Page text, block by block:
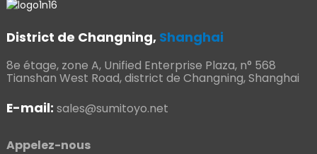
District de Changning, Shanghai
8e étage, zone A, Unified Enterprise Plaza, n° 568
Tianshan West Road, district de Changning, Shanghai
E-mail: sales@sumitoyo.net
Appelez-nous